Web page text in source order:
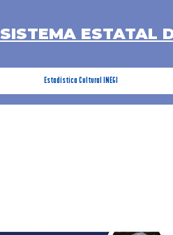
SISTEMA ESTATAL
Estadística Cultural INEGI